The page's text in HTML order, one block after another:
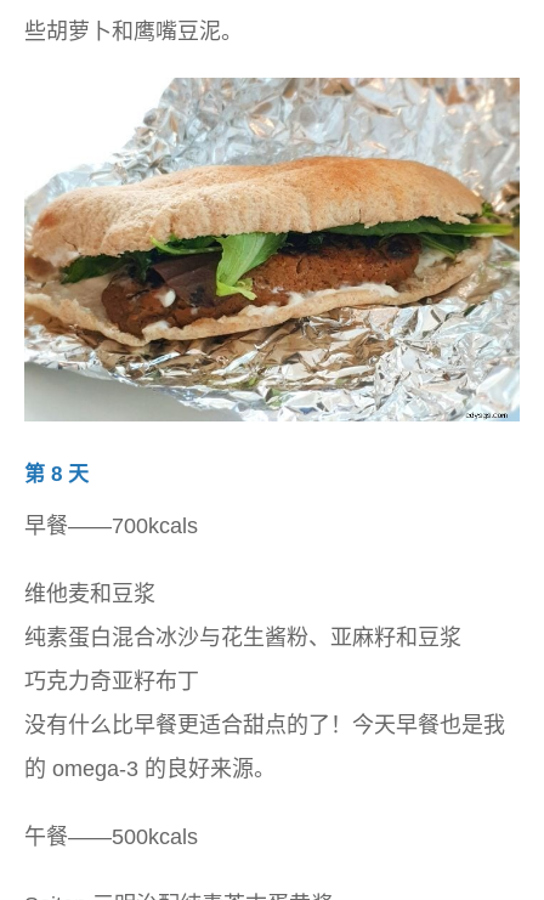
些胡萝卜和鹰嘴豆泥。
第 8 天
早餐——700kcals
维他麦和豆浆
纯素蛋白混合冰沙与花生酱粉、亚麻籽和豆浆
巧克力奇亚籽布丁
没有什么比早餐更适合甜点的了！今天早餐也是我
的 omega-3 的良好来源。
午餐——500kcals